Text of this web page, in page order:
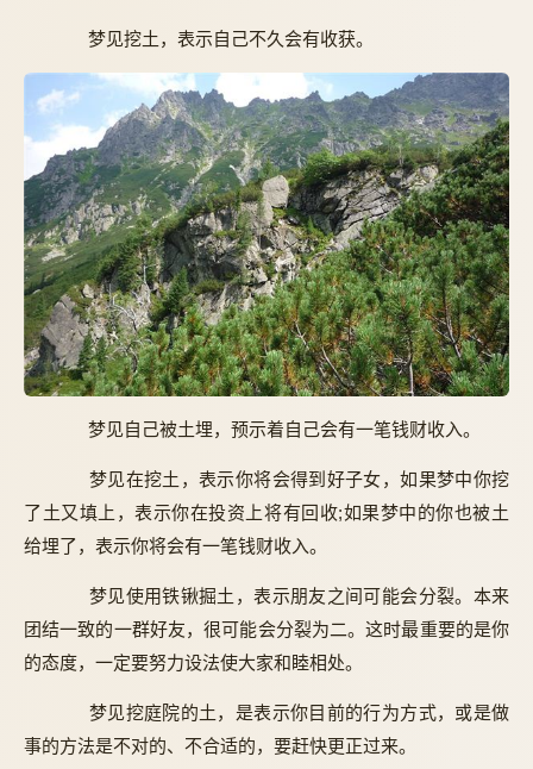
梦见挖土，表示自己不久会有收获。
梦见自己被土埋，预示着自己会有一笔钱财收入。
梦见在挖土，表示你将会得到好子女，如果梦中你挖
了土又填上，表示你在投资上将有回收;如果梦中的你也被土
给埋了，表示你将会有一笔钱财收入。
梦见使用铁锹掘土，表示朋友之间可能会分裂。本来
团结一致的一群好友，很可能会分裂为二。这时最重要的是你
的态度，一定要努力设法使大家和睦相处。
梦见挖庭院的土，是表示你目前的行为方式，或是做
事的方法是不对的、不合适的，要赶快更正过来。